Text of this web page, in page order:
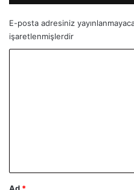
E-posta adresiniz
işaretlenmişlerdir
Ad *